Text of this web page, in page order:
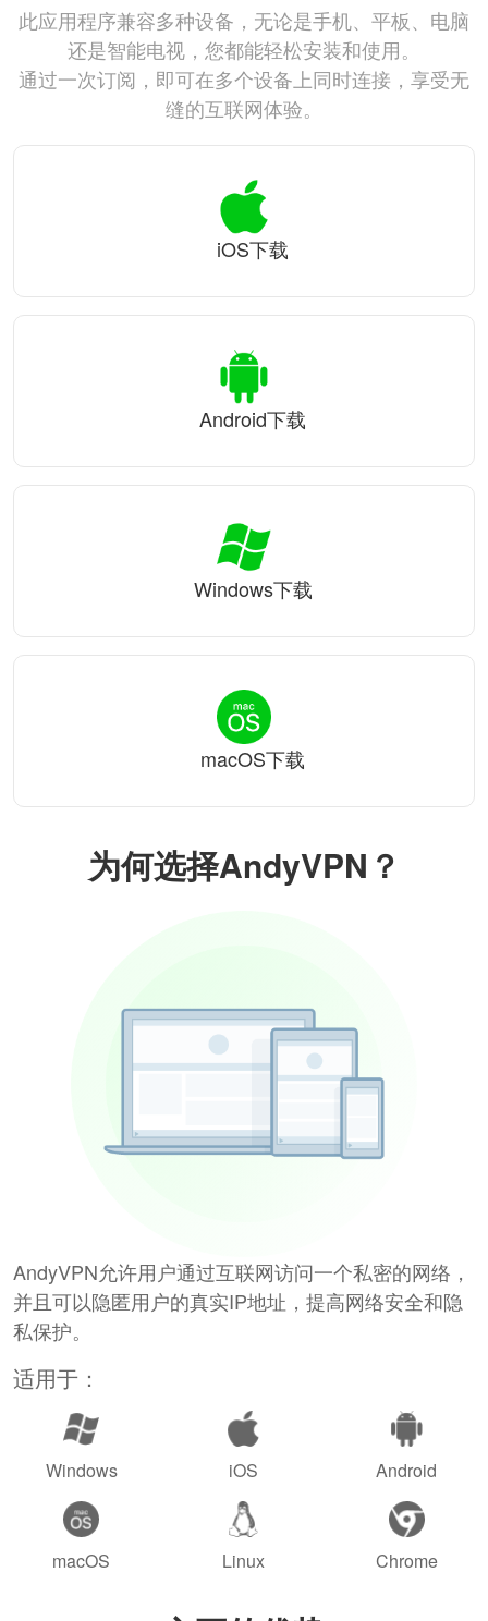
为何选择AndyVPN？
AndyVPN允许用户通过互联网访问一个私密的网络，
并且可以隐匿用户的真实IP地址，提高网络安全和隐
私保护。
适用于：
Windows iOS Android
macOS Linux Chrome
此应用程序兼容多种设备，无论是手机、平板、电脑
还是智能电视，您都能轻松安装和使用。
通过一次订阅，即可在多个设备上同时连接，享受无
缝的互联网体验。
iOS下载
Android下载
Windows下载
macOS下载